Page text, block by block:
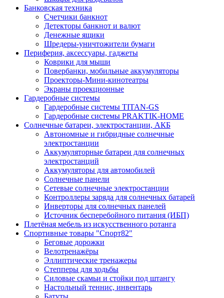
Банковская техника
Счетчики банкнот
Детекторы банкнот и валют
Денежные ящики
Шредеры-уничтожители бумаги
Периферия, аксессуары, гаджеты
Коврики для мыши
Повербанки, мобильные аккумуляторы
Проекторы-Мини-кинотеатры
Экраны проекционные
Гардеробные системы
Гардеробные системы TITAN-GS
Гардеробные системы PRAKTIK-HOME
Солнечные батареи, электростанции, АКБ
Автономные и гибридные солнечные
электростанции
Аккумуляторные батареи для солнечных
электростанций
Аккумуляторы для автомобилей
Солнечные панели
Сетевые солнечные электростанции
Контроллеры заряда для солнечных батарей
Инверторы для солнечных панелей
Источник бесперебойного питания (ИБП)
Плетёная мебель из искусственного ротанга
Спортивные товары "Спорт82"
Беговые дорожки
Велотренажёры
Эллиптические тренажеры
Степперы для ходьбы
Силовые скамьи и стойки под штангу
Настольный теннис, инвентарь
Батуты